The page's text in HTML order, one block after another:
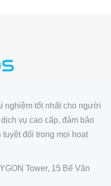
nghiệm tốt nhất cho người
vụ cao cấp, đảm bảo
đối trong mọi hoạt
Tower, 15 Bế Văn